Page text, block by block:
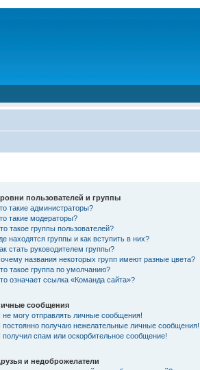
пользователей и группы
такие администраторы?
такие модераторы?
такое группы пользователей?
находятся группы и как вступить в них?
стать руководителем группы?
названия некоторых групп имеют разные цвета?
такое группа по умолчанию?
означает ссылка «Команда сайта»?
сообщения
не могу отправлять личные сообщения!
постоянно получаю нежелательные личные сообщения!
получил спам или оскорбительное сообщение!
и недоброжелатели